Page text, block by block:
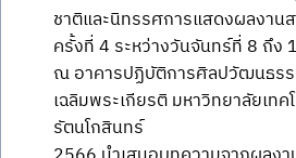
ชาติและนิทรรศการแสดงผลงาน
ครั้งที่ 4 ระหว่างวันจันทร์ที่ 8 ถึง
ณ อาคารปฏิบัติการศิลปวัฒนธรร
เฉลิมพระเกียรติ มหาวิทยาลัยเทค
รัตนโกสินทร์